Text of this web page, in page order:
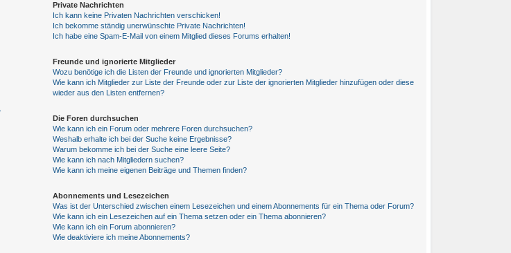
Private Nachrichten
Ich kann keine Privaten Nachrichten verschicken!
Ich bekomme ständig unerwünschte Private Nachrichten!
Ich habe eine Spam-E-Mail von einem Mitglied dieses Forums erhalten!
Freunde und ignorierte Mitglieder
Wozu benötige ich die Listen der Freunde und ignorierten Mitglieder?
Wie kann ich Mitglieder zur Liste der Freunde oder zur Liste der ignorierten Mitglieder hinzufügen oder diese
wieder aus den Listen entfernen?
Die Foren durchsuchen
Wie kann ich ein Forum oder mehrere Foren durchsuchen?
Weshalb erhalte ich bei der Suche keine Ergebnisse?
Warum bekomme ich bei der Suche eine leere Seite?
Wie kann ich nach Mitgliedern suchen?
Wie kann ich meine eigenen Beiträge und Themen finden?
Abonnements und Lesezeichen
Was ist der Unterschied zwischen einem Lesezeichen und einem Abonnements für ein Thema oder Forum?
Wie kann ich ein Lesezeichen auf ein Thema setzen oder ein Thema abonnieren?
Wie kann ich ein Forum abonnieren?
Wie deaktiviere ich meine Abonnements?